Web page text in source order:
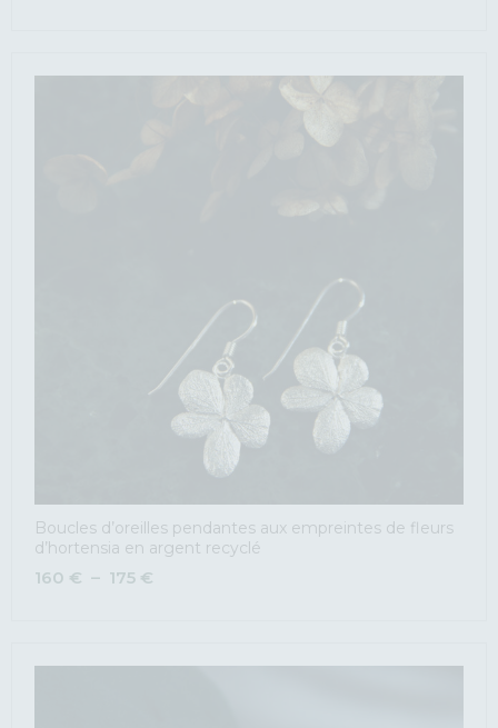
Boucles d’oreilles pendantes aux empreintes de fleurs
d’hortensia en argent recyclé
160 € – 175 €